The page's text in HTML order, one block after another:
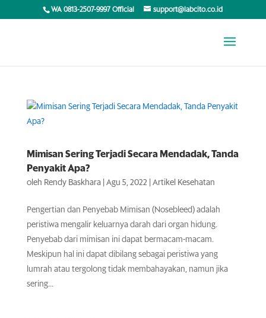
WA 0813-2507-9997 Official support@labcito.co.id
Mimisan Sering Terjadi Secara Mendadak, Tanda
Penyakit Apa?
oleh Rendy Baskhara| Agu 5, 2022 Artikel Kesehatan
Pengertian dan Penyebab Mimisan (Nosebleed) adalah
peristiwa mengalir keluarnya darah dari organ hidung.
Penyebab dari mimisan ini dapat bermacam-macam.
Meskipun hal ini dapat dibilang sebagai peristiwa yang
lumrah atau tergolong tidak membahayakan, namun jika
sering...